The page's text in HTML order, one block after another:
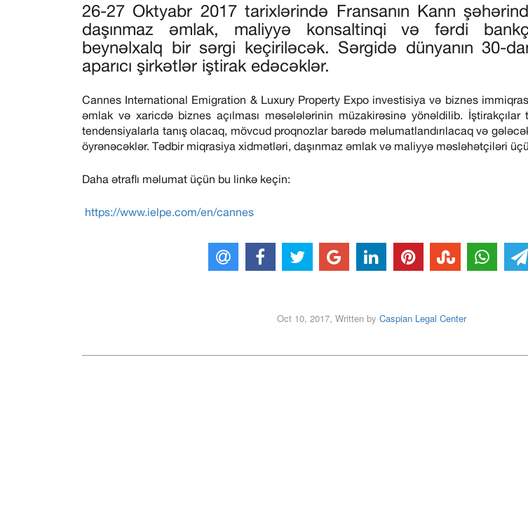
26-27 Oktyabr 2017 tarixlərində Fransanın Kann
daşınmaz əmlak, maliyyə konsaltinqi və fərdi
beynəlxalq bir sərgi keçiriləcək. Sərgidə dünyanın 30-
aparıcı şirkətlər iştirak edəcəklər.
Cannes International Emigration & Luxury Property Expo investisiya və biznes
əmlak və xaricdə biznes açılması məsələlərinin müzakirəsinə yönəldilib.
tendensiyalarla tanış olacaq, mövcud proqnozlar barədə məlumatlandırılacaq və
öyrənəcəklər. Tədbir miqrasiya xidmətləri, daşınmaz əmlak və maliyyə məsləhətçiləri
Daha ətraflı məlumat üçün bu linkə keçin:
https://www.ielpe.com/en/cannes
Oct 10, 2017, Written by Caspian Legal Center